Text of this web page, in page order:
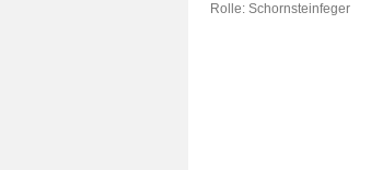
Rolle: Schornsteinfeger